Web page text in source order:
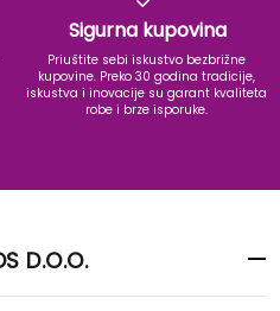
Sigurna kupovina
Priuštite sebi iskustvo bezbrižne
kupovine. Preko 30 godina tradicije,
iskustva i inovacije su garant kvaliteta
robe i brze isporuke.
D.O.O.